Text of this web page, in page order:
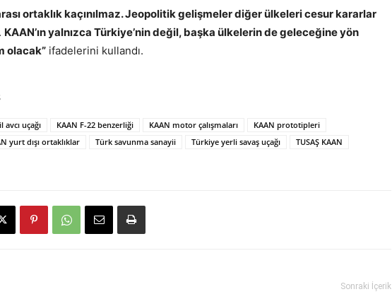
ortaklık kaçınılmaz. Jeopolitik gelişmeler diğer ülkeleri cesur kararlar
. KAAN’ın yalnızca Türkiye’nin değil, başka ülkelerin de geleceğine yön
olacak” ifadelerini kullandı.
avcı uçağı KAAN F-22 benzerliği KAAN motor çalışmaları
KAAN prototipleri
yurt dışı ortaklıklar Türk savunma sanayii Türkiye yerli savaş uçağı
TUSAŞ KAAN
Sonraki İçerik